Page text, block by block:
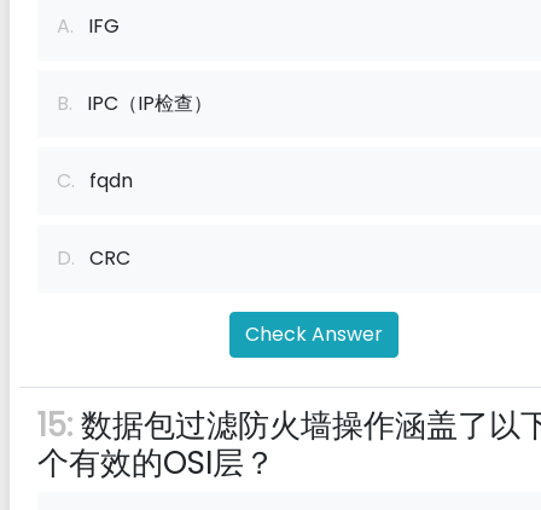
A. IFG
B. IPC（IP检查）
C. fqdn
D. CRC
Check Answer
15:数据包过滤防火墙操作涵盖了以
个有效的OSI层？